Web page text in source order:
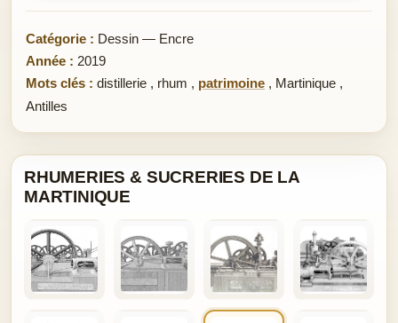
Catégorie : Dessin — Encre
Année : 2019
Mots clés : distillerie , rhum , patrimoine , Martinique ,
Antilles
RHUMERIES & SUCRERIES DE LA
MARTINIQUE